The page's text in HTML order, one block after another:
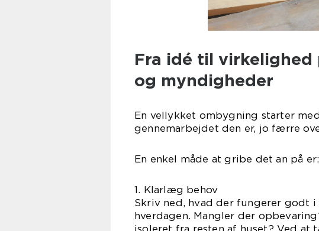
Fra idé til
og myndigheder
En vellykket ombygning starter
gennemarbejdet den er, jo færre
En enkel måde at gribe det an på er:
1. Klarlæg behov
Skriv ned, hvad der fungerer godt
hverdagen. Mangler der